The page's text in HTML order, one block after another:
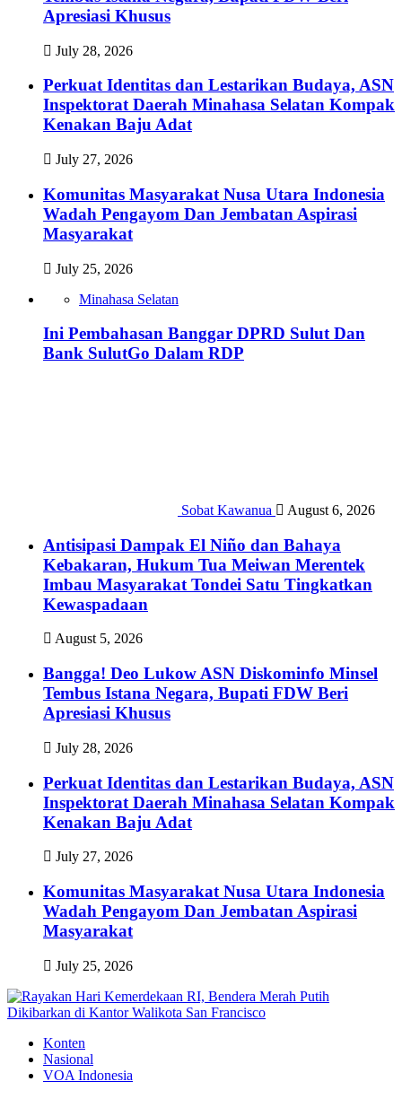
Apresiasi Khusus‎
July 28, 2026
Perkuat Identitas dan Lestarikan Budaya, ASN
Inspektorat Daerah Minahasa Selatan Kompak
Kenakan Baju Adat
July 27, 2026
Komunitas Masyarakat Nusa Utara Indonesia
Wadah Pengayom Dan Jembatan Aspirasi
Masyarakat
July 25, 2026
Minahasa Selatan
Ini Pembahasan Banggar DPRD Sulut Dan
Bank SulutGo Dalam RDP
Sobat Kawanua August 6, 2026
Antisipasi Dampak El Niño dan Bahaya
Kebakaran, Hukum Tua Meiwan Merentek
Imbau Masyarakat Tondei Satu Tingkatkan
Kewaspadaan
August 5, 2026
Bangga! Deo Lukow ASN Diskominfo Minsel
Tembus Istana Negara, Bupati FDW Beri
Apresiasi Khusus‎
July 28, 2026
Perkuat Identitas dan Lestarikan Budaya, ASN
Inspektorat Daerah Minahasa Selatan Kompak
Kenakan Baju Adat
July 27, 2026
Komunitas Masyarakat Nusa Utara Indonesia
Wadah Pengayom Dan Jembatan Aspirasi
Masyarakat
July 25, 2026
Konten
Nasional
VOA Indonesia